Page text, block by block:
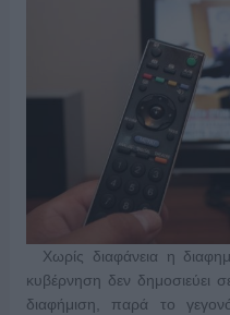
Χωρίς διαφάνεια η
κυβέρνηση δεν δημοσιεύει
διαφήμιση, παρά το